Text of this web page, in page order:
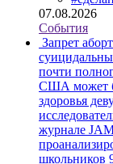
07.08.2026
События
Запрет
почти
США может
здоровья
журнале
школьников